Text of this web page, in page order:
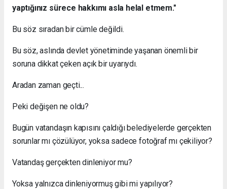
yaptığınız sürece hakkımı asla helal etmem."
Bu söz sıradan bir cümle değildi.
Bu söz, aslında devlet yönetiminde yaşanan önemli bir
soruna dikkat çeken açık bir uyarıydı.
Aradan zaman geçti...
Peki değişen ne oldu?
Bugün vatandaşın kapısını çaldığı belediyelerde gerçekten
sorunlar mı çözülüyor, yoksa sadece fotoğraf mı çekiliyor?
Vatandaş gerçekten dinleniyor mu?
Yoksa yalnızca dinleniyormuş gibi mi yapılıyor?